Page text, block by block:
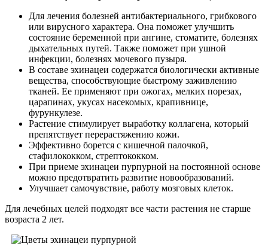
Для лечения болезней антибактериального, грибкового
или вирусного характера. Она поможет улучшить
состояние беременной при ангине, стоматите, болезнях
дыхательных путей. Также поможет при ушной
инфекции, болезнях мочевого пузыря.
В составе эхинацеи содержатся биологически активные
вещества, способствующие быстрому заживлению
тканей. Ее применяют при ожогах, мелких порезах,
царапинах, укусах насекомых, крапивнице,
фурункулезе.
Растение стимулирует выработку коллагена, который
препятствует перерастяжению кожи.
Эффективно борется с кишечной палочкой,
стафилококком, стрептококком.
При приеме эхинацеи пурпурной на постоянной основе
можно предотвратить развитие новообразований.
Улучшает самочувствие, работу мозговых клеток.
Для лечебных целей подходят все части растения не старше
возраста 2 лет.